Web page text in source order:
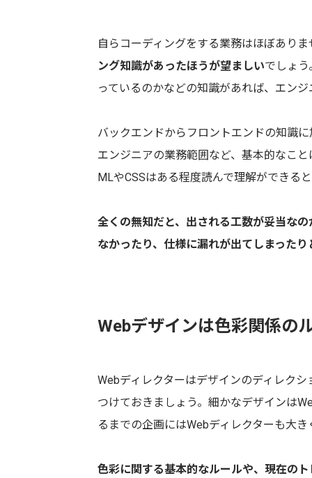
自らコーディングをする業務はほぼありま
ング知識があったほうが望ましいでしょ
っているのかなどの知識があれば、エン
バックエンドからフロントエンドの知識
エンジニアの業務範囲など、基本的なこ
MLやCSSはある程度読んで理解ができる
全くの無知だと、出される工数が妥当な
なかったり、仕様に漏れが出てしまった
Webデザインは色彩関係の
Webディレクターはデザインのディレク
つけておきましょう。細かなデザインは
るまでの企画にはWebディレクターも大き
色彩に関する基本的なルールや、現在の